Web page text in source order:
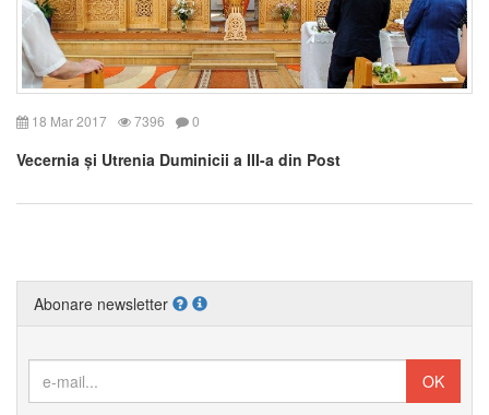
18 Mar 2017 7396 0
Vecernia și Utrenia Duminicii a III-a din Post
Abonare newsletter